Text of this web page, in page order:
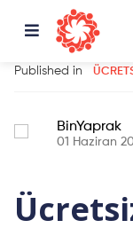
Published in
BinYaprak
01 Haziran